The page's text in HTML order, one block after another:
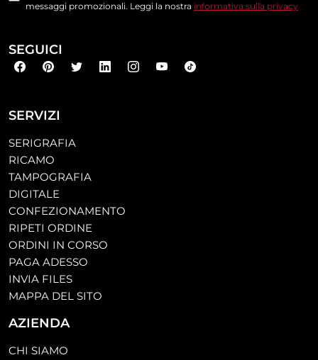
SERVIZI
SERIGRAFIA
RICAMO
TAMPOGRAFIA
DIGITALE
CONFEZIONAMENTO
RIPETI ORDINE
ORDINI IN CORSO
PAGA ADESSO
INVIA FILES
MAPPA DEL SITO
AZIENDA
CHI SIAMO
messaggi promozionali. Leggi la nostra informativa sulla privacy
SEGUICI